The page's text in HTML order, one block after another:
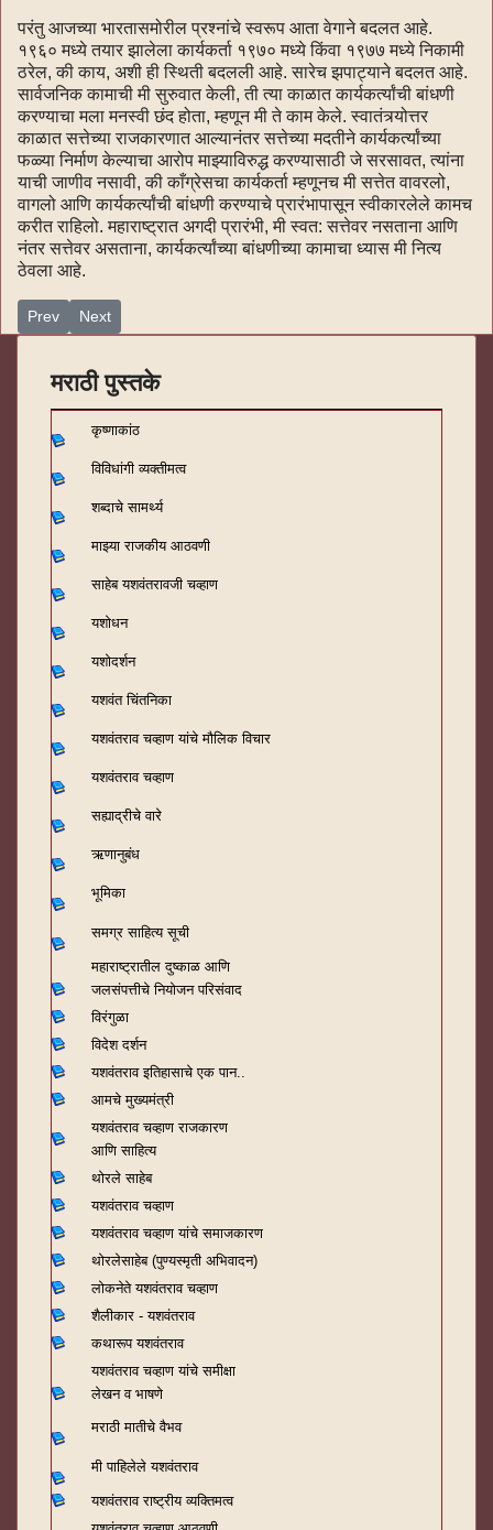
परंतु आजच्या भारतासमोरील प्रश्नांचे स्वरूप आता वेगाने बदलत आहे.
१९६० मध्ये तयार झालेला कार्यकर्ता १९७० मध्ये किंवा १९७७ मध्ये निकामी
ठरेल, की काय, अशी ही स्थिती बदलली आहे. सारेच झपाट्याने बदलत आहे.
सार्वजनिक कामाची मी सुरुवात केली, ती त्या काळात कार्यकर्त्यांची बांधणी
करण्याचा मला मनस्वी छंद होता, म्हणून मी ते काम केले. स्वातंत्र्योत्तर
काळात सत्तेच्या राजकारणात आल्यानंतर सत्तेच्या मदतीने कार्यकर्त्यांच्या
फळ्या निर्माण केल्याचा आरोप माझ्याविरुद्ध करण्यासाठी जे सरसावत, त्यांना
याची जाणीव नसावी, की काँग्रेसचा कार्यकर्ता म्हणूनच मी सत्तेत वावरलो,
वागलो आणि कार्यकर्त्यांची बांधणी करण्याचे प्रारंभापासून स्वीकारलेले कामच
करीत राहिलो. महाराष्ट्रात अगदी प्रारंभी, मी स्वत: सत्तेवर नसताना आणि
नंतर सत्तेवर असताना, कार्यकर्त्यांच्या बांधणीच्या कामाचा ध्यास मी नित्य
ठेवला आहे.
Previous article: भूमिका-१ (150)
Prev Next article: भूमिका-१ (148)
Next
मराठी पुस्तके
कृष्णाकांठ
विविधांगी व्यक्तीमत्व
शब्दाचे सामर्थ्य
माझ्या राजकीय आठवणी
साहेब यशवंतरावजी चव्हाण
यशोधन
यशोदर्शन
यशवंत चिंतनिका
यशवंतराव चव्हाण यांचे मौलिक विचार
यशवंतराव चव्हाण
सह्याद्रीचे वारे
ऋणानुबंध
भूमिका
समग्र साहित्य सूची
महाराष्ट्रातील दुष्काळ आणि
जलसंपत्तीचे नियोजन परिसंवाद
विरंगुळा
विदेश दर्शन
यशवंतराव इतिहासाचे एक पान..
आमचे मुख्यमंत्री
यशवंतराव चव्हाण राजकारण
आणि साहित्य
थोरले साहेब
यशवंतराव चव्हाण
यशवंतराव चव्हाण यांचे समाजकारण
थोरलेसाहेब (पुण्यस्मृती अभिवादन)
लोकनेते यशवंतराव चव्हाण
शैलीकार - यशवंतराव
कथारूप यशवंतराव
यशवंतराव चव्हाण यांचे समीक्षा
लेखन व भाषणे
मराठी मातीचे वैभव
मी पाहिलेले यशवंतराव
यशवंतराव राष्ट्रीय व्यक्तिमत्व